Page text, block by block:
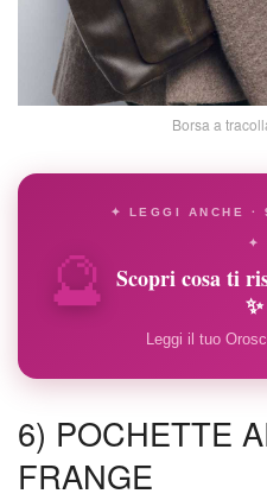
Borsa a
🔮
✦ LEGGI ANCHE ·
✦
Scopri cosa ti
✨
Leggi il tuo
6) POCHETTE
FRANGE